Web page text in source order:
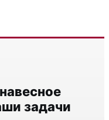
задачи